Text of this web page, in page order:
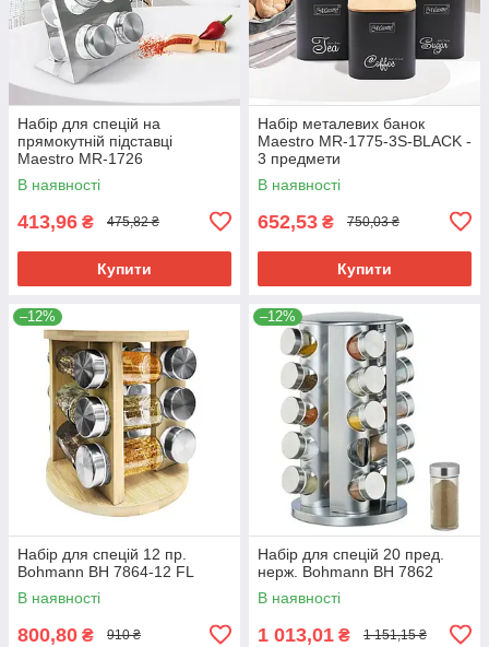
Набір для спецій на
прямокутній підставці
Maestro MR-1726
В наявності
413,96 ₴ 475,82 ₴
Купити
Набір металевих банок
Maestro MR-1775-3S-BLACK -
3 предмети
В наявності
652,53 ₴ 750,03 ₴
Купити
–12%
Набір для спецій 12 пр.
Bohmann BH 7864-12 FL
В наявності
800,80 ₴ 910 ₴
–12%
Набір для спецій 20 пред.
нерж. Bohmann BH 7862
В наявності
1 013,01 ₴ 1 151,15 ₴